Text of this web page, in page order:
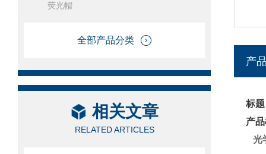
荧光帽
全部产品分类
相关文章
RELATED ARTICLES
产
标
产
光